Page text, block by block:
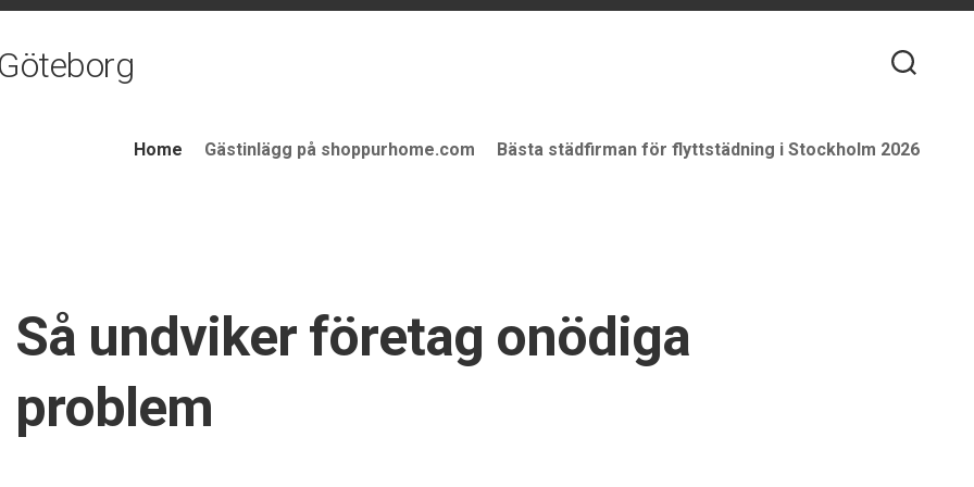
Home Gästinlägg på shoppurhome.com Bästa städfirman för flyttstädning i Stockholm 2026
Så undviker företag onödiga
problem